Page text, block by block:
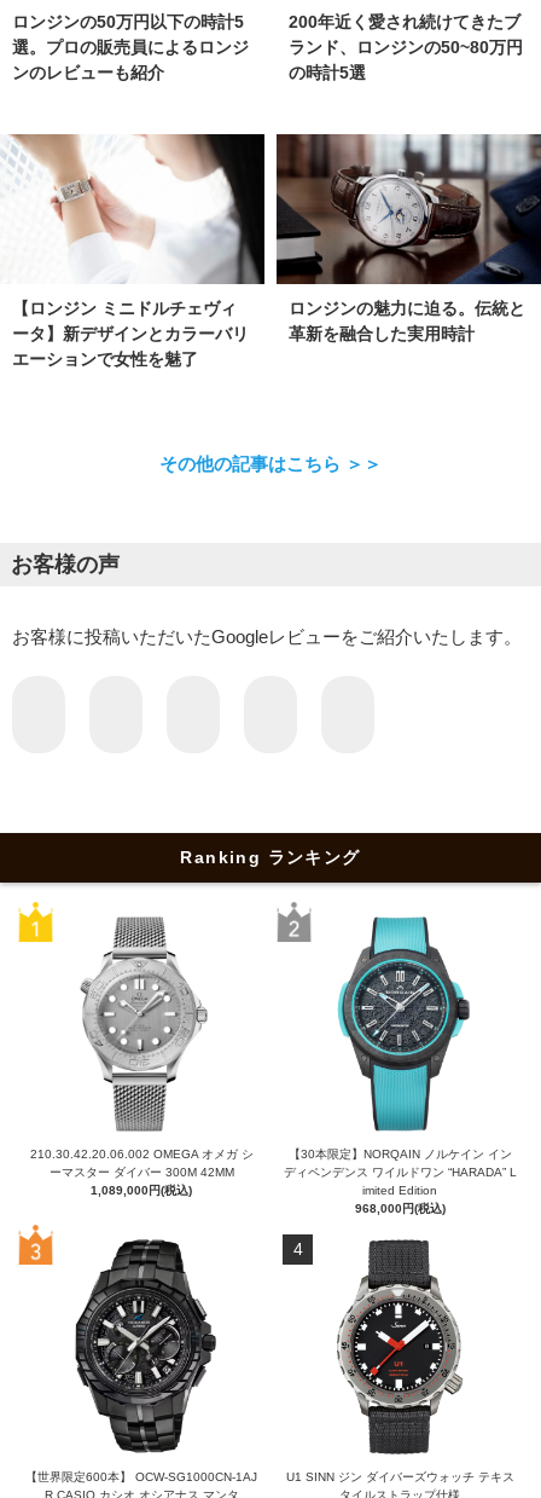
ロンジンの50万円以下の時計5
選。プロの販売員によるロンジ
ンのレビューも紹介
200年近く愛され続けてきたブ
ランド、ロンジンの50~80万円
の時計5選
【ロンジン ミニドルチェヴィ
ータ】新デザインとカラーバリ
エーションで女性を魅了
ロンジンの魅力に迫る。伝統と
革新を融合した実用時計
その他の記事はこちら ＞＞
お客様の声
お客様に投稿いただいたGoogleレビューをご紹介いたします。
Ranking ランキング
210.30.42.20.06.002 OMEGA オメガ シ
ーマスター ダイバー 300M 42MM
1,089,000円(税込)
【30本限定】NORQAIN ノルケイン イン
ディペンデンス ワイルドワン “HARADA” L
imited Edition
968,000円(税込)
【世界限定600本】 OCW-SG1000CN-1AJ
R CASIO カシオ オシアナス マンタ
4
U1 SINN ジン ダイバーズウォッチ テキス
タイルストラップ仕様